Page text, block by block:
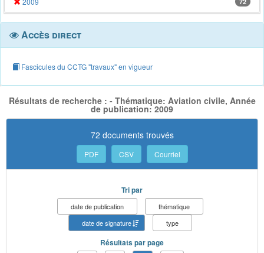
Accès direct
Fascicules du CCTG "travaux" en vigueur
Résultats de recherche : - Thématique: Aviation civile, Année
de publication: 2009
72 documents trouvés
PDF CSV Courriel
Tri par
date de publication
thématique
date de signature
type
Résultats par page